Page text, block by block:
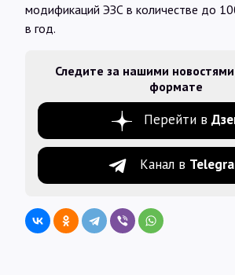
модификаций ЭЗС в количестве до
в год.
Следите за нашими
формате
Перейти в
Канал в